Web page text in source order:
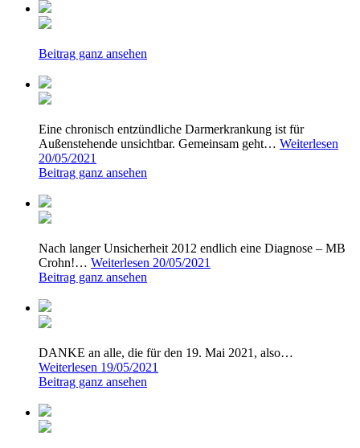
Beitrag ganz ansehen
Eine chronisch entzündliche Darmerkrankung ist für
Außenstehende unsichtbar. Gemeinsam geht… Weiterlesen
20/05/2021
Beitrag ganz ansehen
Nach langer Unsicherheit 2012 endlich eine Diagnose – MB
Crohn!… Weiterlesen 20/05/2021
Beitrag ganz ansehen
DANKE an alle, die für den 19. Mai 2021, also…
Weiterlesen 19/05/2021
Beitrag ganz ansehen